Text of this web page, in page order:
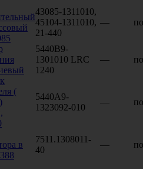
43085-1311010,
45104-1311010,
21-440
—
5440В9-
1301010 LRC
1240
—
(
5440А9-
1323092-010
—
в
7511.1308011-
40
—